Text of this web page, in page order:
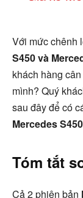
Với mức chênh
S450 và
khách hàng
mình? Quý
sau đây để có
Mercedes
Tóm tắt
Cả 2 phiên bản